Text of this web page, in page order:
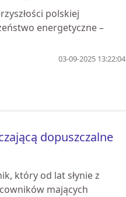
polskiej
energetyczne –
03-09-2025 13:22:04
dopuszczalne
który od lat słynie z
mających